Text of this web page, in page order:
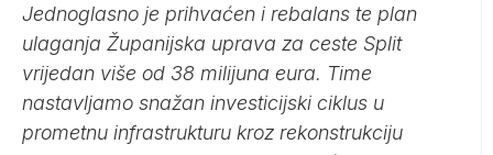
Jednoglasno je prihvaćen i rebalans te plan
ulaganja Županijska uprava za ceste Split
vrijedan više od 38 milijuna eura. Time
nastavljamo snažan investicijski ciklus u
prometnu infrastrukturu kroz rekonstrukciju